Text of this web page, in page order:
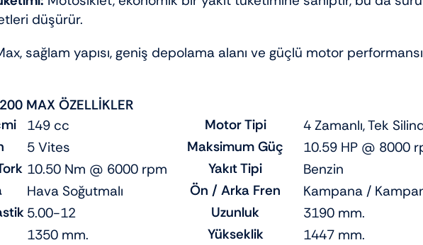
düşürür.
sağlam yapısı, geniş depolama alanı ve güçlü motor
MAX ÖZELLİKLER
149 cc Motor Tipi
4 Zamanlı, Tek
5 Vites Maksimum Güç
10.59 HP @ 8000
10.50 Nm @ 6000 rpm Yakıt Tipi
Benzin
Hava Soğutmalı Ön / Arka Fren
Kampana /
5.00-12 Uzunluk
3190 mm.
1350 mm. Yükseklik
1447 mm.